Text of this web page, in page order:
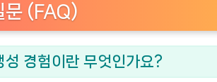
문 (FAQ)
성 경험이란 무엇인가요?